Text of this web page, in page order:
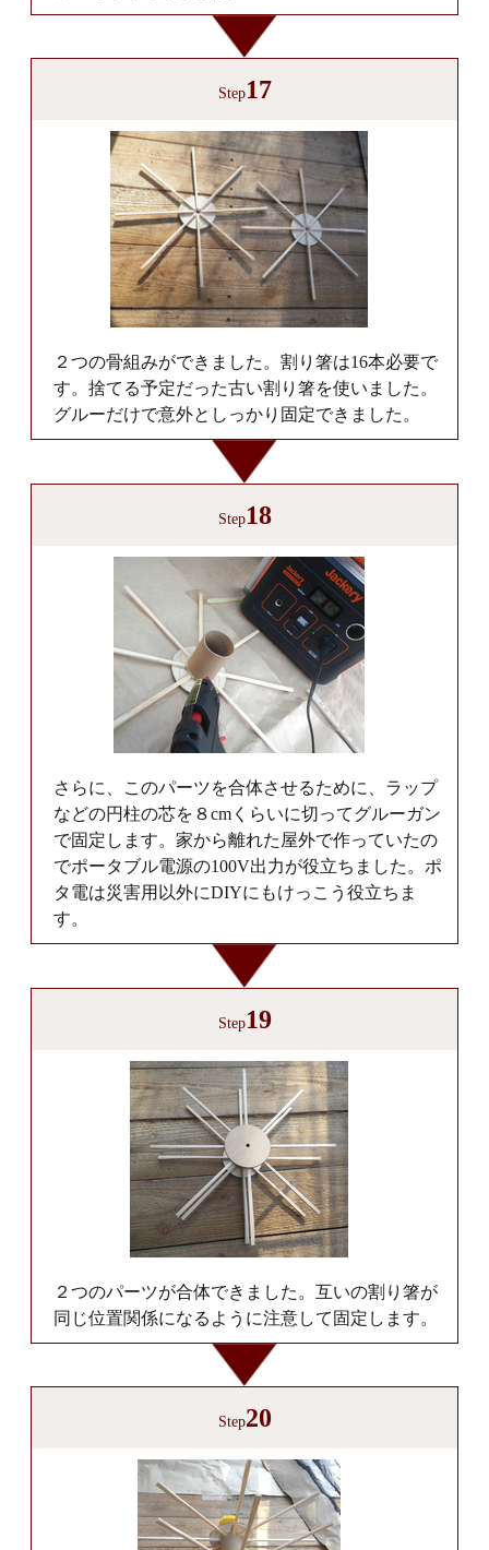
Step17
２つの骨組みができました。割り箸は16本必要で
す。捨てる予定だった古い割り箸を使いました。
グルーだけで意外としっかり固定できました。
Step18
さらに、このパーツを合体させるために、ラップ
などの円柱の芯を８cmくらいに切ってグルーガン
で固定します。家から離れた屋外で作っていたの
でポータブル電源の100V出力が役立ちました。ポ
タ電は災害用以外にDIYにもけっこう役立ちま
す。
Step19
２つのパーツが合体できました。互いの割り箸が
同じ位置関係になるように注意して固定します。
Step20